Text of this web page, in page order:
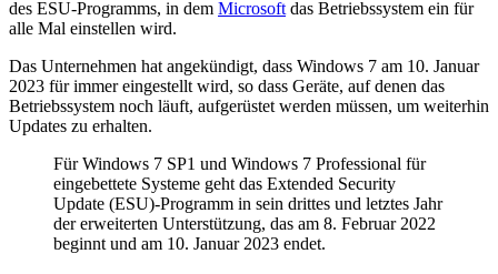
des ESU-Programms, in dem Microsoft das Betriebssystem ein für
alle Mal einstellen wird.
Das Unternehmen hat angekündigt, dass Windows 7 am 10. Januar
2023 für immer eingestellt wird, so dass Geräte, auf denen das
Betriebssystem noch läuft, aufgerüstet werden müssen, um weiterhin
Updates zu erhalten.
Für Windows 7 SP1 und Windows 7 Professional für
eingebettete Systeme geht das Extended Security
Update (ESU)-Programm in sein drittes und letztes Jahr
der erweiterten Unterstützung, das am 8. Februar 2022
beginnt und am 10. Januar 2023 endet.